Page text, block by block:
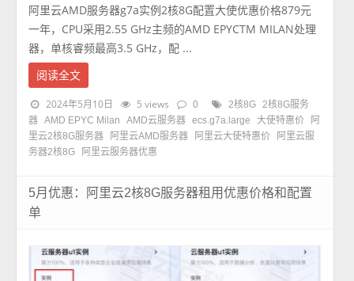
阿里云AMD服务器g7a实例2核8G配置大使优惠价格879元
一年，CPU采用2.55 GHz主频的AMD EPYCTM MILAN处理
器，单核睿频最高3.5 GHz，配 ...
阅读全文
2024年5月10日 5 views 0 2核8G
2核8G服务
器 AMD EPYC Milan AMD云服务器 ecs.g7a.large 大使特惠价
阿
里云2核8G服务器
阿里云AMD服务器 阿里云大使特惠价
阿里云服
务器2核8G
阿里云服务器优惠
5月优惠：阿里云2核8G服务器租用优惠价格和配置
单